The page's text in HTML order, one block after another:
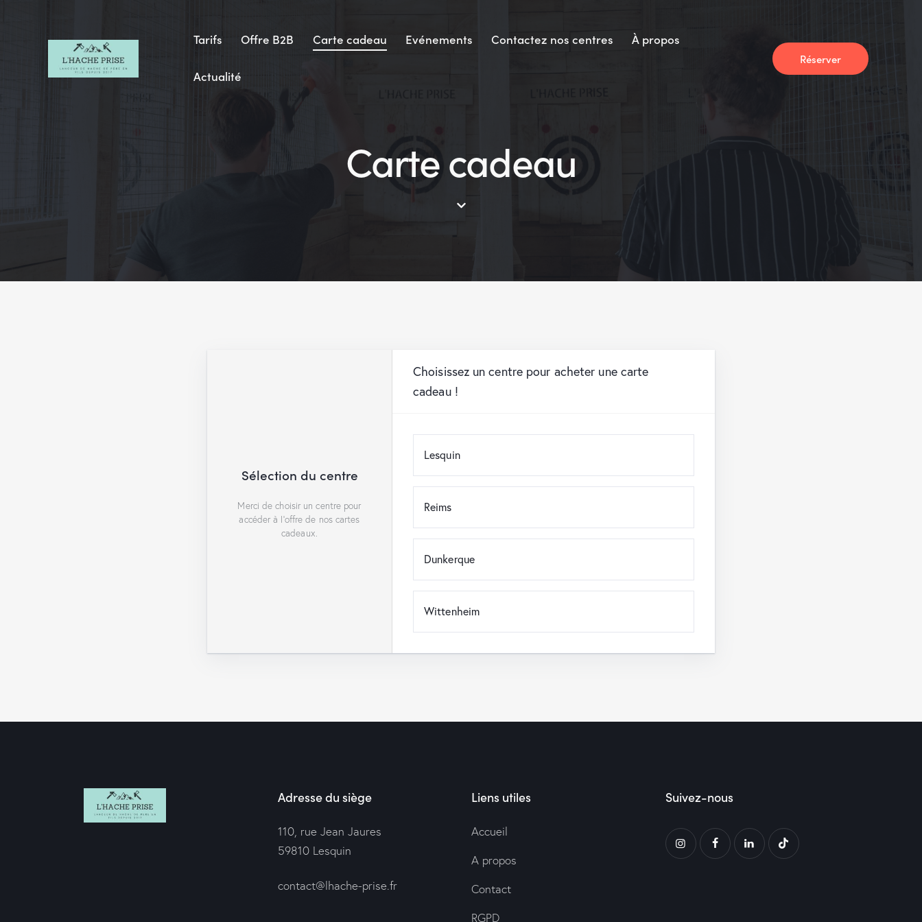
Tarifs Offre B2B Carte cadeau Evénements Contactez nos centres À propos
Actualité
Réserver
Carte cadeau
Sélection du centre
Merci de choisir un centre pour
accéder à l'offre de nos cartes
cadeaux.
Choisissez un centre pour acheter une carte
cadeau !
Lesquin
Reims
Dunkerque
Wittenheim
Adresse du siège
110, rue Jean Jaures
59810 Lesquin
contact@lhache-prise.fr
Liens utiles
Accueil
A propos
Contact
RGPD
Suivez-nous